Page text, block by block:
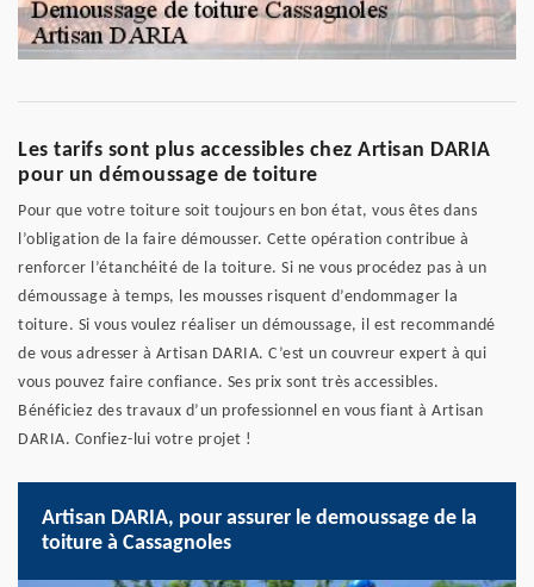
Les tarifs sont plus accessibles chez Artisan DARIA
pour un démoussage de toiture
Pour que votre toiture soit toujours en bon état, vous êtes dans
l’obligation de la faire démousser. Cette opération contribue à
renforcer l’étanchéité de la toiture. Si ne vous procédez pas à un
démoussage à temps, les mousses risquent d’endommager la
toiture. Si vous voulez réaliser un démoussage, il est recommandé
de vous adresser à Artisan DARIA. C’est un couvreur expert à qui
vous pouvez faire confiance. Ses prix sont très accessibles.
Bénéficiez des travaux d’un professionnel en vous fiant à Artisan
DARIA. Confiez-lui votre projet !
Artisan DARIA, pour assurer le demoussage de la
toiture à Cassagnoles